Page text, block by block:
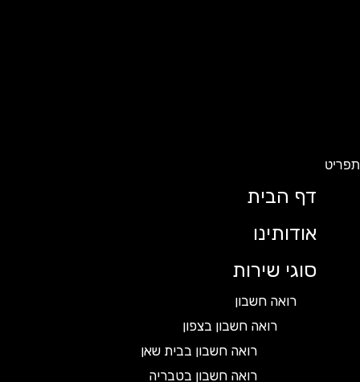
דף הבית
אודותינו
סוגי שירות
רואה חשבון
רואה חשבון בצפון
רואה חשבון בבית שאן
רואה חשבון בטבריה